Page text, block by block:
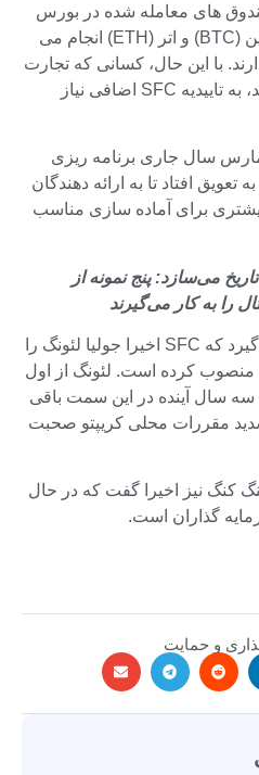
های معامله شده در بورس
هنگ کنگ را بر اساس بیت کوین (BTC) و اتر (ETH) انجام می
با این حال، کسانی که تجارت
دارایی مجازی را ارائه می دهند، به تاییدیه SFC اضافی نیاز
مارس سال جاری برنامه ریزی
تعویق افتاد تا به ارائه دهندگان
برای آماده سازی مناسب
در سال 2022 تاریخ می‌سازد: پنج نمونه از
را به کار می‌گیرند
این امر پس از آن صورت می گیرد که SFC اخیرا جولیا لئونگ را
منصوب کرده است. لئونگ از اول
سه سال آینده در این سمت باقی
مقررات محلی کریپتو صحبت
کنگ نیز اخیرا گفت که در حال
گذاران است.
و حمایت